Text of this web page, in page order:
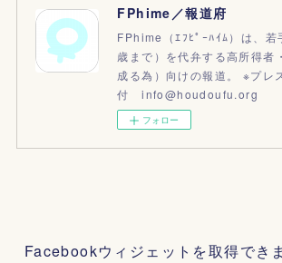
FPhime／報道府
FPhime（ｴﾌﾋﾟｰﾊｲﾑ）は、若
歳まで）を代弁する高所得者
成る為）向けの報道。 ※プレ
付 info@houdoufu.org
フォロー
Facebookウィジェットを取得でき